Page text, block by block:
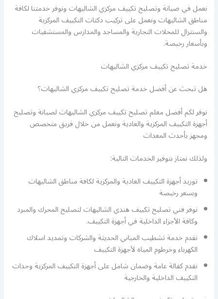
نعمل في صيانة وتصليح تكييف مركزي الشاليهات ونوفر خدمتنا لكافة
مناطق الشاليهات ونعمل على تركيب دكتات التكييف المركزية
والسنترال للمحلات التجارية والمساجد والمدارس والمستشفيات
وبأسعار رخيصة.
خدمة تصليح تكييف مركزي الشاليهات
هل تبحث عن أفضل خدمة تصليح تكييف مركزي الشاليهات؟
نوفر لكم أفضل معلم تصليح تكييف مركزي الشاليهات لصيانة وتصليح
أجهزة التكييف المركزية والعادية ونعمل من خلال فريق متخصص
ومجهز بأحدث المعدات
ولذلك نمتاز بتوفير الخدمات التالية:
توريد أجهزة التكييف العادية والمركزية لكافة مناطق الشاليهات
وبسعر رخيصة
نوفر فني تصليح تكييف هندي الشاليهات لتصليح المحرك والمبرد
وكافة الأجزاء الداخلية في أجهزة التكييف.
نقدم خدمة تشطيب المباني الحديثة والشركات وتمديد اسلاك
الكهرباء وخرطوم المياه لأجهزة التكييف
نقدم كفالة عامة وضمان شامل على أجهزة التكييف المركزية وحدات
التكييف الداخلية والخارجية